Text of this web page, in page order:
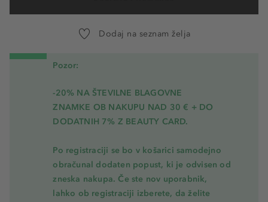
Dodaj na seznam želja
Pozor:
-20% NA ŠTEVILNE BLAGOVNE
ZNAMKE OB NAKUPU NAD 30 € + DO
DODATNIH 7% Z BEAUTY CARD.
Po registraciji se bo v košarici samodejno
obračunal dodaten popust, ki je odvisen od
zneska nakupa. Če ste nov uporabnik,
lahko ob registraciji izberete, da želite